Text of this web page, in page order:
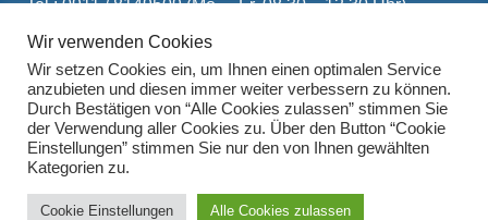
Tel.: 0911 / 8149509 (Mo. – Fr. 08.30 – 12.30 Uhr)
E-Mail: info(at)schifffahrtsverein.de
Impressum
Wir verwenden Cookies
Wir setzen Cookies ein, um Ihnen einen optimalen Service
anzubieten und diesen immer weiter verbessern zu können.
Durch Bestätigen von “Alle Cookies zulassen” stimmen Sie
der Verwendung aller Cookies zu. Über den Button “Cookie
Einstellungen” stimmen Sie nur den von Ihnen gewählten
Kategorien zu.
Cookie Einstellungen Alle Cookies zulassen